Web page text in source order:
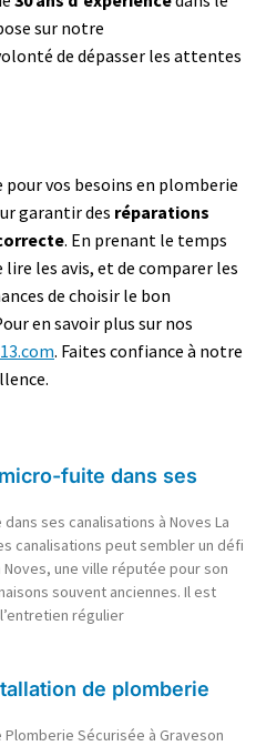
sur notre
de dépasser les attentes
vos besoins en plomberie
garantir des réparations
. En prenant le temps
les avis, et de comparer les
de choisir le bon
en savoir plus sur nos
. Faites confiance à notre
fuite dans ses
ses canalisations à Noves La
canalisations peut sembler un défi
une ville réputée pour son
souvent anciennes. Il est
régulier
de plomberie
Sécurisée à Graveson